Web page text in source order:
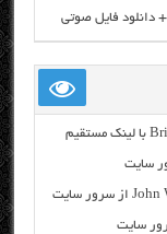
دانلود فایل صوتی